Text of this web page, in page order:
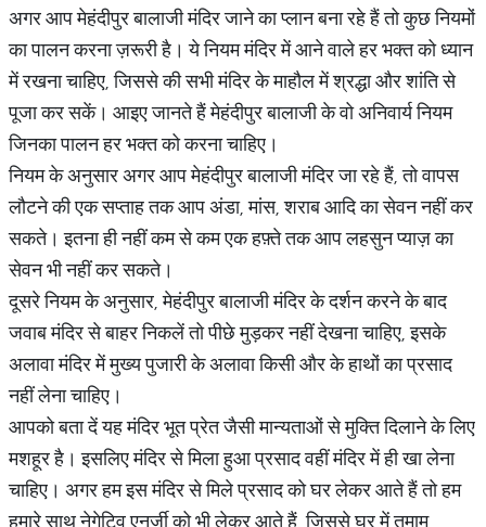
अगर आप मेहंदीपुर बालाजी मंदिर जाने का प्लान बना रहे हैं तो कुछ नियमों
का पालन करना ज़रूरी है। ये नियम मंदिर में आने वाले हर भक्त को ध्यान
में रखना चाहिए, जिससे की सभी मंदिर के माहौल में श्रद्धा और शांति से
पूजा कर सकें। आइए जानते हैं मेहंदीपुर बालाजी के वो अनिवार्य नियम
जिनका पालन हर भक्त को करना चाहिए।
नियम के अनुसार अगर आप मेहंदीपुर बालाजी मंदिर जा रहे हैं, तो वापस
लौटने की एक सप्ताह तक आप अंडा, मांस, शराब आदि का सेवन नहीं कर
सकते। इतना ही नहीं कम से कम एक हफ़्ते तक आप लहसुन प्याज़ का
सेवन भी नहीं कर सकते।
दूसरे नियम के अनुसार, मेहंदीपुर बालाजी मंदिर के दर्शन करने के बाद
जवाब मंदिर से बाहर निकलें तो पीछे मुड़कर नहीं देखना चाहिए, इसके
अलावा मंदिर में मुख्य पुजारी के अलावा किसी और के हाथों का प्रसाद
नहीं लेना चाहिए।
आपको बता दें यह मंदिर भूत प्रेत जैसी मान्यताओं से मुक्ति दिलाने के लिए
मशहूर है। इसलिए मंदिर से मिला हुआ प्रसाद वहीं मंदिर में ही खा लेना
चाहिए। अगर हम इस मंदिर से मिले प्रसाद को घर लेकर आते हैं तो हम
हमारे साथ नेगेटिव एनर्जी को भी लेकर आते हैं, जिससे घर में तमाम